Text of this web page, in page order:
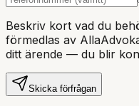
Beskriv kort vad du
förmedlas av
ditt ärende — du blir
Skicka förfrågan